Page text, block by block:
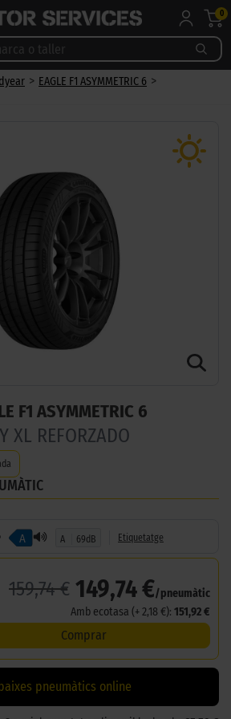
0
> EAGLE F1 ASYMMETRIC 6 >
F1 ASYMMETRIC 6
XL REFORZADO
A A 69dB Etiquetatge
159,74 € 149,74 €/pneumàtic
Amb ecotasa (+ 2,18 €): 151,92 €
Comprar
pneumàtics online